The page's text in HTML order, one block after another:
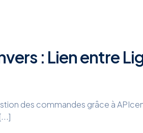
: Lien entre
des commandes grâce à